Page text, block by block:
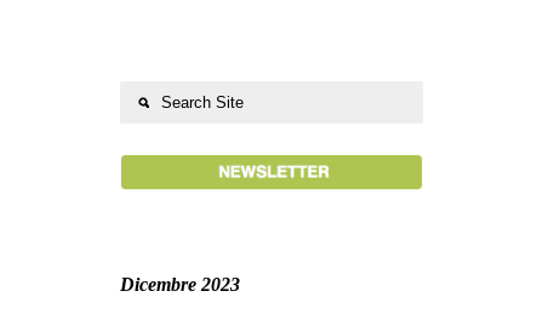
Dicembre 2023